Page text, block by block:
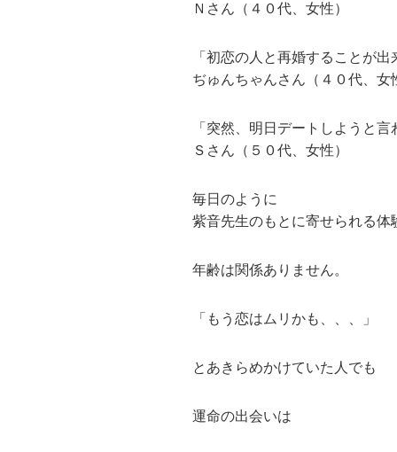
Ｎさん（４０代、女性）
「初恋の人と再婚することが出
ぢゅんちゃんさん（４０代、女
「突然、明日デートしようと言
Ｓさん（５０代、女性）
毎日のように
紫音先生のもとに寄せられる体
年齢は関係ありません。
「もう恋はムリかも、、、」
とあきらめかけていた人でも
運命の出会いは